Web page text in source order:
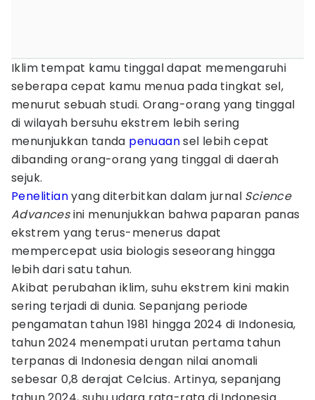
Iklim tempat kamu tinggal dapat memengaruhi
seberapa cepat kamu menua pada tingkat sel,
menurut sebuah studi. Orang-orang yang tinggal
di wilayah bersuhu ekstrem lebih sering
menunjukkan tanda penuaansel lebih cepat
dibanding orang-orang yang tinggal di daerah
sejuk.
Penelitianyang diterbitkan dalam jurnal Science
Advancesini menunjukkan bahwa paparan panas
ekstrem yang terus-menerus dapat
mempercepat usia biologis seseorang hingga
lebih dari satu tahun.
Akibat perubahan iklim, suhu ekstrem kini makin
sering terjadi di dunia. Sepanjang periode
pengamatan tahun 1981 hingga 2024 di Indonesia,
tahun 2024 menempati urutan pertama tahun
terpanas di Indonesia dengan nilai anomali
sebesar 0,8 derajat Celcius. Artinya, sepanjang